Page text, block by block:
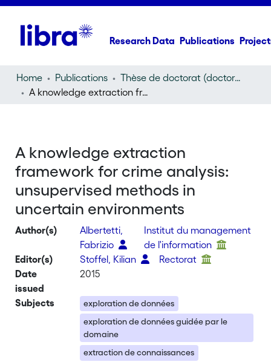
Research Data Publications
Home Publications
Thèse de doctorat (doctoral thesis)
A knowledge extraction framework for crime analysis: unsupervised methods in uncertain environments
A knowledge extraction
framework for crime analysis:
unsupervised methods in
uncertain environments
Author(s)
Albertetti,
Fabrizio
Institut du management
de l'information
Editor(s)
Stoffel, Kilian
Rectorat
Date
issued
2015
Subjects
exploration de données
exploration de données guidée par le
domaine
extraction de connaissances